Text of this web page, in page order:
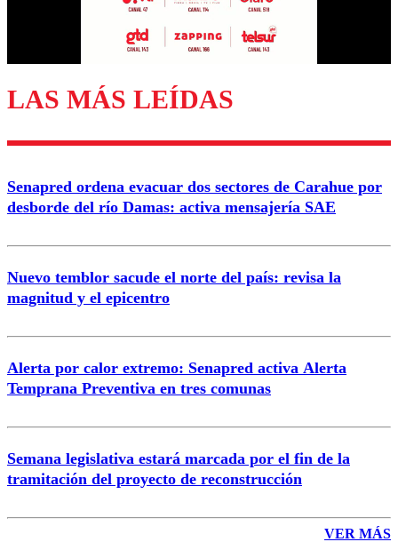
Enviar comentario
LAS MÁS LEÍDAS
Senapred ordena evacuar dos sectores de Carahue por
desborde del río Damas: activa mensajería SAE
Nuevo temblor sacude el norte del país: revisa la
magnitud y el epicentro
Alerta por calor extremo: Senapred activa Alerta
Temprana Preventiva en tres comunas
Semana legislativa estará marcada por el fin de la
tramitación del proyecto de reconstrucción
VER MÁS